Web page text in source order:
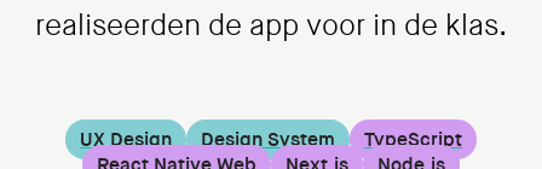
realiseerden de app voor in de klas.
UX Design Design System
TypeScript